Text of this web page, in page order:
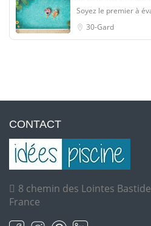
Soyez le premier à
30-Gard
CONTACT
8 chemin des Lointes
France